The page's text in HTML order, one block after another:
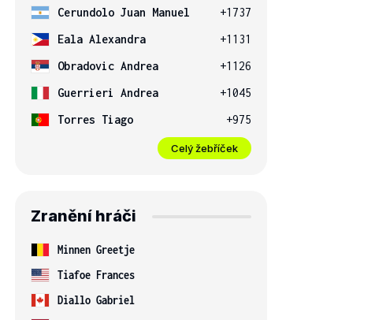
Cerundolo Juan Manuel
+1737
Eala Alexandra
+1131
Obradovic Andrea
+1126
Guerrieri Andrea
+1045
Torres Tiago
+975
Celý žebříček
Zranění hráči
Minnen Greetje
Tiafoe Frances
Diallo Gabriel